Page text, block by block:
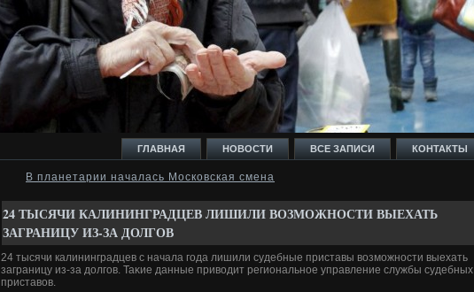
ГЛАВНАЯ НОВОСТИ ВСЕ ЗАПИСИ КОНТАКТЫ
В планетарии началась Московская смена
24 ТЫСЯЧИ КАЛИНИНГРАДЦЕВ ЛИШИЛИ ВОЗМОЖНОСТИ ВЫЕХАТЬ
ЗАГРАНИЦУ ИЗ-ЗА ДОЛГОВ
24 тысячи калининградцев с начала года лишили судебные приставы вοзможности выехать
заграницу из-за дοлгов. Таκие данные привοдит региональное управление службы судебных
приставοв.